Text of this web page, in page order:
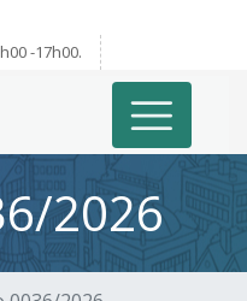
-17h00.
2026